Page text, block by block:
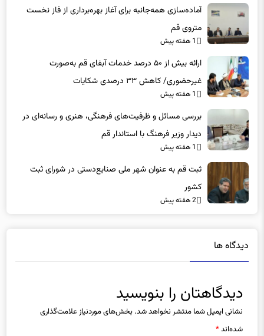
آماده‌سازی همه‌جانبه برای آغاز بهره‌برداری از فاز نخست
متروی قم
1 هفته پیش
ارائه بیش از ۵۰ درصد خدمات آبفای قم به‌صورت
غیرحضوری/ کاهش ۳۳ درصدی شکایات
بررسی مسائل و ظرفیت‌های فرهنگی، هنری و رسانه‌ای در
دیدار وزیر فرهنگ با استاندار قم
ثبت قم به عنوان شهر ملی صنایع‌دستی در شورای ثبت
کشور
دیدگاه ها
دیدگاهتان را بنویسید
نشانی ایمیل شما منتشر نخواهد شد.